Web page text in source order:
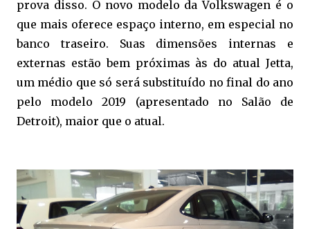
prova disso. O novo modelo da Volkswagen é o
que mais oferece espaço interno, em especial no
banco traseiro. Suas dimensões internas e
externas estão bem próximas às do atual Jetta,
um médio que só será substituído no final do ano
pelo modelo 2019 (apresentado no Salão de
Detroit), maior que o atual.